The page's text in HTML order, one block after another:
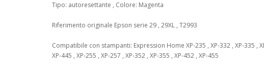
Tipo: autoresettante , Colore: Magenta
Riferimento originale Epson serie 29 , 29XL , T2993
Compatibile con stampanti: Expression Home XP-235 , XP-332 , XP-335 ,
XP-445 , XP-255 , XP-257 , XP-352 , XP-355 , XP-452 , XP-455